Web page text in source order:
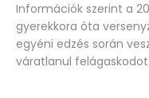
Információk szerint a
gyerekkora óta
egyéni edzés során
váratlanul